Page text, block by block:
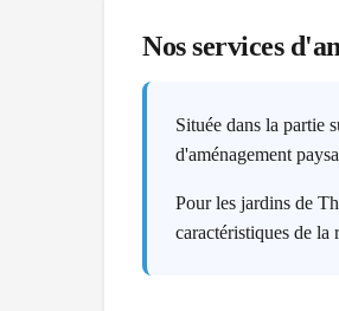
Nos services
Située dans la partie
d'aménagement
Pour les jardins de
caractéristiques de la